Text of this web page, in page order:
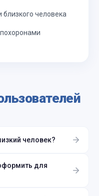
человека
человек?
для